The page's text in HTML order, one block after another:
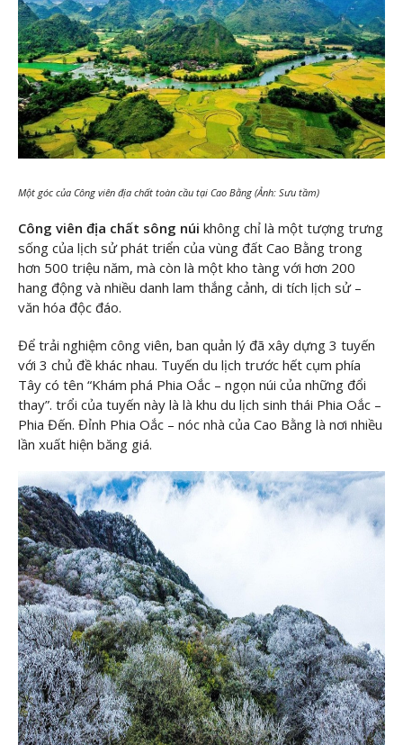
Một góc của Công viên địa chất toàn cầu tại Cao Bằng (Ảnh: Sưu tầm)
Công viên địa chất sông núi không chỉ là một tượng trưng
sống của lịch sử phát triển của vùng đất Cao Bằng trong
hơn 500 triệu năm, mà còn là một kho tàng với hơn 200
hang động và nhiều danh lam thắng cảnh, di tích lịch sử –
văn hóa độc đáo.
Để trải nghiệm công viên, ban quản lý đã xây dựng 3 tuyến
với 3 chủ đề khác nhau. Tuyến du lịch trước hết cụm phía
Tây có tên “Khám phá Phia Oắc – ngọn núi của những đổi
thay”. trổi của tuyến này là là khu du lịch sinh thái Phia Oắc –
Phia Đến. Đỉnh Phia Oắc – nóc nhà của Cao Bằng là nơi nhiều
lần xuất hiện băng giá.